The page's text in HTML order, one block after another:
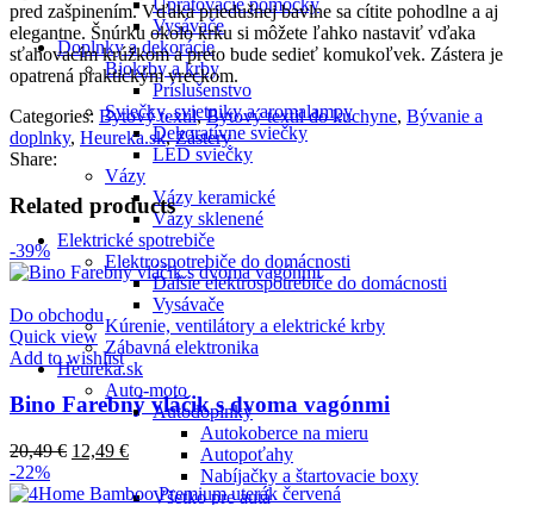
Upratovacie pomôcky
Vysávače
Doplnky a dekorácie
Biokrby a krby
Príslušenstvo
Sviečky, svietniky a aromalampy
Dekoratívne sviečky
LED sviečky
Vázy
Vázy keramické
Vázy sklenené
Elektrické spotrebiče
Elektrospotrebiče do domácnosti
Dalšie elektrospotrebiče do domácnosti
Vysávače
Kúrenie, ventilátory a elektrické krby
Zábavná elektronika
Heureka.sk
Auto-moto
Autodoplnky
Autokoberce na mieru
Autopoťahy
Nabíjačky a štartovacie boxy
Všetko pre autá
pred zašpinením. Vďaka priedušnej bavlne sa cítite pohodlne a aj
elegantne. Šnúrku okolo krku si môžete ľahko nastaviť vďaka
sťahovacím krúžkom a preto bude sedieť komukoľvek. Zástera je
opatrená praktickým vreckom.
Categories: Bytový textil, Bytový textil do kuchyne, Bývanie a
doplnky, Heureka.sk, Zástery
Share:
Related products
-39%
Do obchodu
Quick view
Add to wishlist
Bino Farebný vláčik s dvoma vagónmi
20,49€ 12,49 €
-22%